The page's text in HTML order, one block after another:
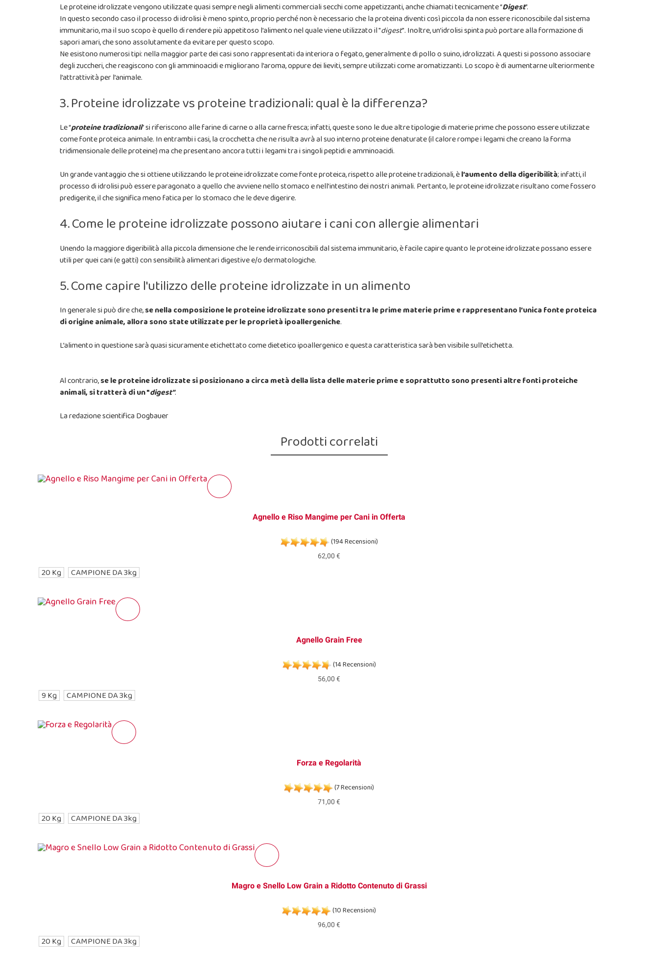
Le proteine idrolizzate vengono utilizzate quasi sempre negli alimenti commerciali secchi come appetizzanti, anche chiamati tecnicamente “Digest”.
In questo secondo caso il processo di idrolisi è meno spinto, proprio perché non è necessario che la proteina diventi così piccola da non essere riconoscibile dal sistema
immunitario, ma il suo scopo è quello di rendere più appetitoso l’alimento nel quale viene utilizzato il "digest". Inoltre, un’idrolisi spinta può portare alla formazione di
sapori amari, che sono assolutamente da evitare per questo scopo.
Ne esistono numerosi tipi: nella maggior parte dei casi sono rappresentati da interiora o fegato, generalmente di pollo o suino, idrolizzati. A questi si possono associare
degli zuccheri, che reagiscono con gli amminoacidi e migliorano l’aroma, oppure dei lieviti, sempre utilizzati come aromatizzanti. Lo scopo è di aumentarne ulteriormente
l’attrattività per l’animale.
3. Proteine idrolizzate vs proteine tradizionali: qual è la differenza?
Le “proteine tradizionali” si riferiscono alle farine di carne o alla carne fresca; infatti, queste sono le due altre tipologie di materie prime che possono essere utilizzate
come fonte proteica animale. In entrambi i casi, la crocchetta che ne risulta avrà al suo interno proteine denaturate (il calore rompe i legami che creano la forma
tridimensionale delle proteine) ma che presentano ancora tutti i legami tra i singoli peptidi e amminoacidi.
Un grande vantaggio che si ottiene utilizzando le proteine idrolizzate come fonte proteica, rispetto alle proteine tradizionali, èl’aumento della digeribilità; infatti, il
processo di idrolisi può essere paragonato a quello che avviene nello stomaco e nell’intestino dei nostri animali. Pertanto, le proteine idrolizzate risultano come fossero
predigerite, il che significa meno fatica per lo stomaco che le deve digerire.
4. Come le proteine idrolizzate possono aiutare i cani con allergie alimentari
Unendo la maggiore digeribilità alla piccola dimensione che le rende irriconoscibili dal sistema immunitario, è facile capire quanto le proteine idrolizzate possano essere
utili per quei cani (e gatti) con sensibilità alimentari digestive e/o dermatologiche.
5. Come capire l'utilizzo delle proteine idrolizzate in un alimento
In generale si può dire che,se nella composizione le proteine idrolizzate sono presenti tra le prime materie prime e rappresentano l’unica fonte proteica
di origine animale, allora sono state utilizzate per le proprietà ipoallergeniche.
L’alimento in questione sarà quasi sicuramente etichettato come dietetico ipoallergenico e questa caratteristica sarà ben visibile sull’etichetta.
Al contrario,se le proteine idrolizzate si posizionano a circa metà della lista delle materie prime e soprattutto sono presenti altre fonti proteiche
animali, si tratterà di un "digest".
La redazione scientifica Dogbauer
Prodotti correlati
Agnello e Riso Mangime per Cani in Offerta
(194 Recensioni)
62,00 €
20 Kg CAMPIONE DA 3kg
Agnello Grain Free
(14 Recensioni)
56,00 €
9 Kg CAMPIONE DA 3kg
Forza e Regolarità
(7 Recensioni)
71,00 €
20 Kg CAMPIONE DA 3kg
Magro e Snello Low Grain a Ridotto Contenuto di Grassi
(10 Recensioni)
96,00 €
20 Kg CAMPIONE DA 3kg